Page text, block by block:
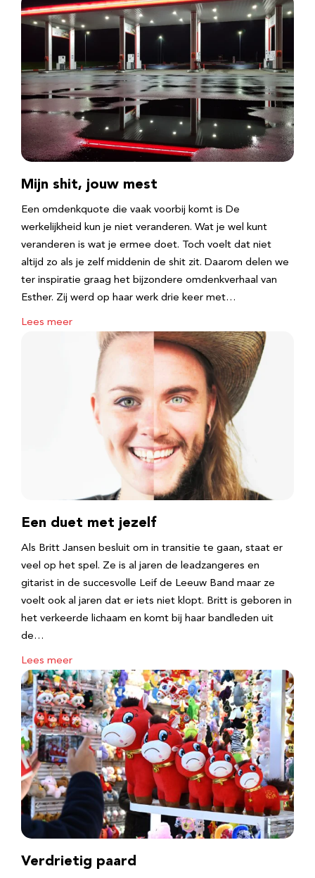
Mijn shit, jouw mest
Een omdenkquote die vaak voorbij komt is De
werkelijkheid kun je niet veranderen. Wat je wel kunt
veranderen is wat je ermee doet. Toch voelt dat niet
altijd zo als je zelf middenin de shit zit. Daarom delen we
ter inspiratie graag het bijzondere omdenkverhaal van
Esther. Zij werd op haar werk drie keer met…
Lees meer
Een duet met jezelf
Als Britt Jansen besluit om in transitie te gaan, staat er
veel op het spel. Ze is al jaren de leadzangeres en
gitarist in de succesvolle Leif de Leeuw Band maar ze
voelt ook al jaren dat er iets niet klopt. Britt is geboren in
het verkeerde lichaam en komt bij haar bandleden uit
de…
Lees meer
Verdrietig paard